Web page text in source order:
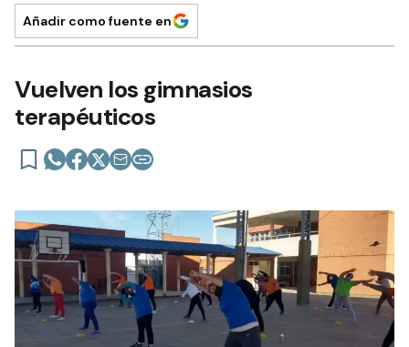
Añadir como fuente en
Vuelven los gimnasios
terapéuticos